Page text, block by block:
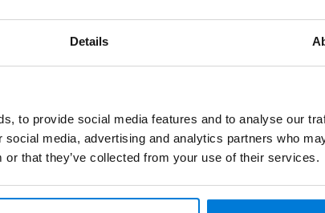
Details
to provide social media features and to analyse our
media, advertising and analytics partners who
or that they’ve collected from your use of their services.